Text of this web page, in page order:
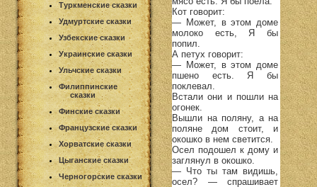
Туркменские сказки
Удмуртские сказки
Узбекские сказки
Украинские сказки
Ульчские сказки
Филиппинские
сказки
Финские сказки
Французские сказки
Хорватские сказки
Цыганские сказки
Черногорские сказки
Кот говорит:
— Может, в этом доме
молоко есть, Я бы
попил.
А петух говорит:
— Может, в этом доме
пшено есть. Я бы
поклевал.
Встали они и пошли на
огонек.
Вышли на поляну, а на
поляне дом стоит, и
окошко в нем светится.
Осел подошел к дому и
заглянул в окошко.
— Что ты там видишь,
осел? — спрашивает